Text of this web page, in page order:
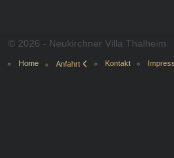
© 2026 - Neukirchner Villa Thalheim
Home Anfahrt Kontakt